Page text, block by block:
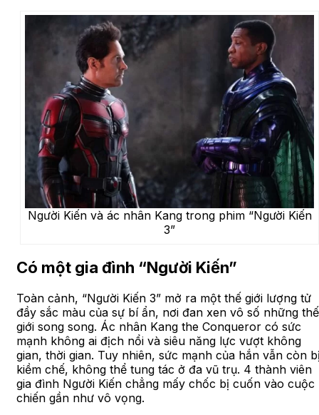
Người Kiến và ác nhân Kang trong phim “Người Kiến
3”
Có một gia đình “Người Kiến”
Toàn cảnh, “Người Kiến 3” mở ra một thế giới lượng tử
đầy sắc màu của sự bí ẩn, nơi đan xen vô số những thế
giới song song. Ác nhân Kang the Conqueror có sức
mạnh không ai địch nổi và siêu năng lực vượt không
gian, thời gian. Tuy nhiên, sức mạnh của hắn vẫn còn
kiềm chế, không thể tung tác ở đa vũ trụ. 4 thành viên
gia đình Người Kiến chẳng mấy chốc bị cuốn vào cuộc
chiến gần như vô vọng.